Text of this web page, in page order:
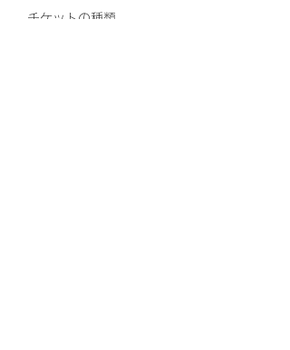
チケットの種類